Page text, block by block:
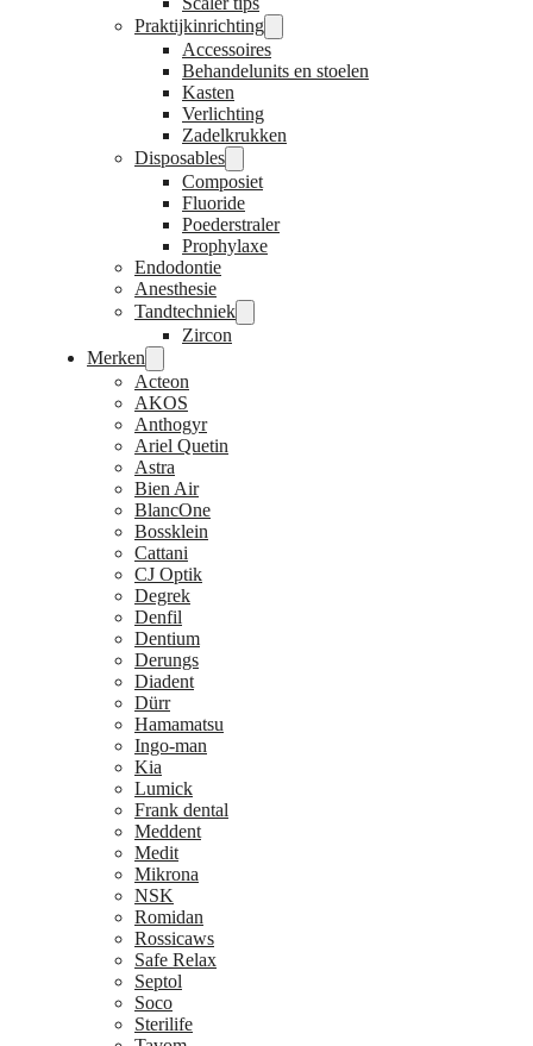
Praktijkinrichting
Accessoires
Behandelunits en stoelen
Kasten
Verlichting
Zadelkrukken
Disposables
Composiet
Fluoride
Poederstraler
Prophylaxe
Endodontie
Anesthesie
Tandtechniek
Zircon
Merken
Acteon
AKOS
Anthogyr
Ariel Quetin
Astra
Bien Air
BlancOne
Bossklein
Cattani
CJ Optik
Degrek
Denfil
Dentium
Derungs
Diadent
Dürr
Hamamatsu
Ingo-man
Kia
Lumick
Frank dental
Meddent
Medit
Mikrona
NSK
Romidan
Rossicaws
Safe Relax
Septol
Soco
Sterilife